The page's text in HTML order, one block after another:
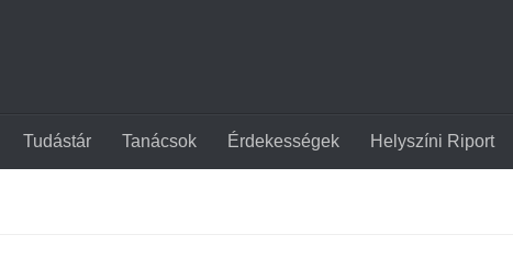
Tudástár Tanácsok Érdekességek Helyszíni Riport